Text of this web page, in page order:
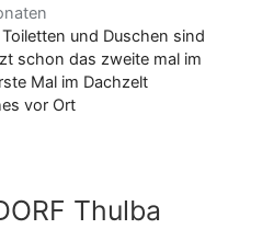
und Duschen sind
schon das zweite mal im
Mal im Dachzelt
vor Ort
Thulba